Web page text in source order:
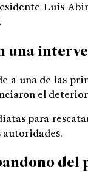
Luis
a una de las
el
para
autoridades.
del